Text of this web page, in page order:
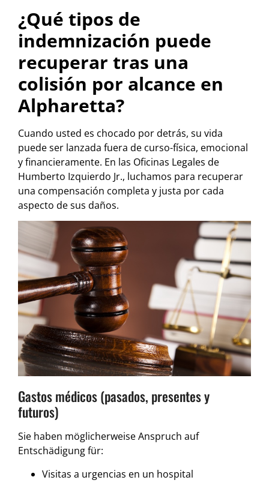
¿Qué tipos de
indemnización puede
recuperar tras una
colisión por alcance en
Alpharetta?
Cuando usted es chocado por detrás, su vida
puede ser lanzada fuera de curso-física, emocional
y financieramente. En las Oficinas Legales de
Humberto Izquierdo Jr., luchamos para recuperar
una compensación completa y justa por cada
aspecto de sus daños.
Gastos médicos (pasados, presentes y
futuros)
Sie haben möglicherweise Anspruch auf
Entschädigung für:
Visitas a urgencias en un hospital